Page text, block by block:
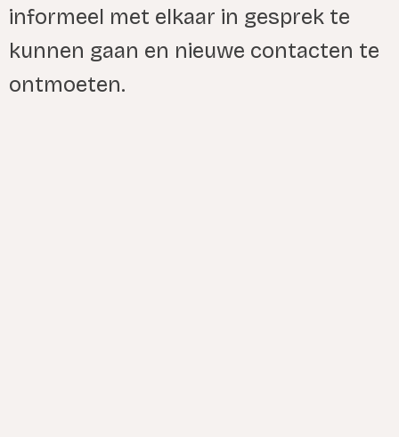
informeel met elkaar in gesprek te
kunnen gaan en nieuwe contacten te
ontmoeten.